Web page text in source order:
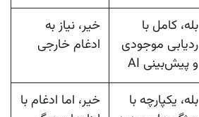
بله، کامل با
ردیابی موجودی
و پیش‌بینی AI
خیر، نیاز به
ادغام خارجی
بله، یکپارچه با
خیر، اما ادغام با